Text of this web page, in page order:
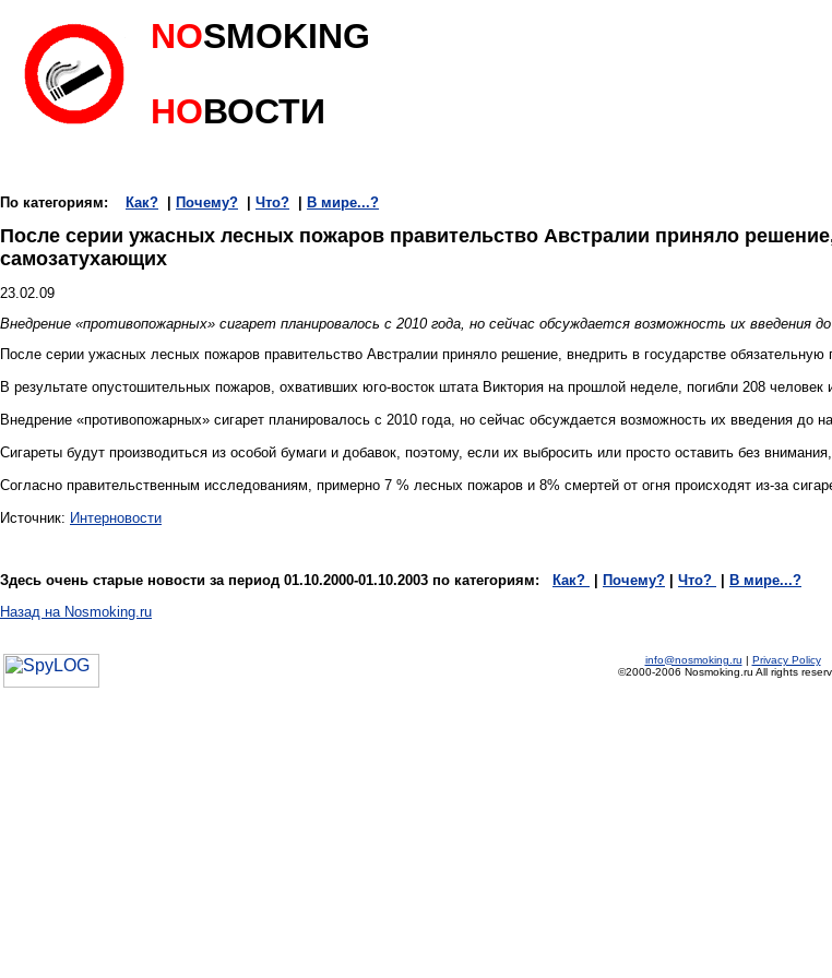
NOSMOKING
НОВОСТИ
По категориям: Как? | Почему? | Что? | В мире...?
После серии ужасных лесных пожаров правительство Австралии приняло
самозатухающих
23.02.09
Внедрение «противопожарных» сигарет планировалось с 2010 года, но сейчас обсуждается возможность их введения до
После серии ужасных лесных пожаров правительство Австралии приняло решение, внедрить в государстве
В результате опустошительных пожаров, охвативших юго-восток штата Виктория на прошлой неделе, погибли 208 человек
Внедрение «противопожарных» сигарет планировалось с 2010 года, но сейчас обсуждается возможность их введения до
Сигареты будут производиться из особой бумаги и добавок, поэтому, если их выбросить или просто оставить без
Согласно правительственным исследованиям, примерно 7 % лесных пожаров и 8% смертей от огня происходят из-за
Источник: Интерновости
Здесь очень старые новости за период 01.10.2000-01.10.2003 по категориям: Как? Почему? Что?
В мире...?
Назад на Nosmoking.ru
info@nosmoking.ru | Privacy Policy
©2000-2006 Nosmoking.ru All rights